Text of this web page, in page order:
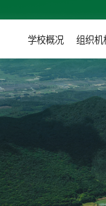
学校概况 组织机